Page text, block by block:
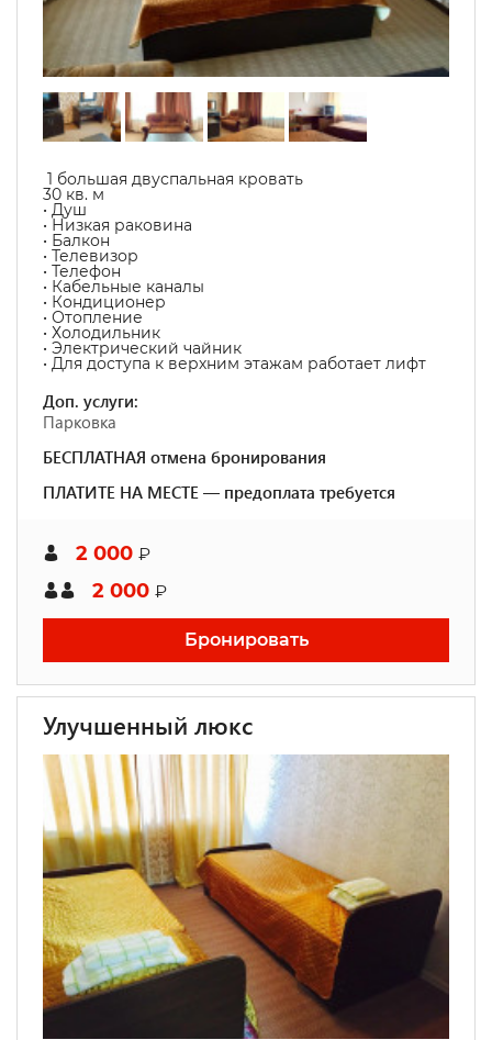
1 большая двуспальная кровать
30 кв. м
• Душ
• Низкая раковина
• Балкон
• Телевизор
• Телефон
• Кабельные каналы
• Кондиционер
• Отопление
• Холодильник
• Электрический чайник
• Для доступа к верхним этажам работает лифт
Доп. услуги:
Парковка
БЕСПЛАТНАЯ отмена бронирования
ПЛАТИТЕ НА МЕСТЕ — предоплата требуется
2 000 ₽
2 000 ₽
Бронировать
Улучшенный люкс